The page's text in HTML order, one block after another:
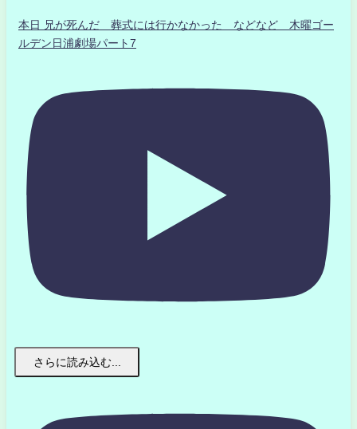
本日 兄が死んだ 葬式には行かなかった などなど 木曜ゴー
ルデン日浦劇場パート7
さらに読み込む...